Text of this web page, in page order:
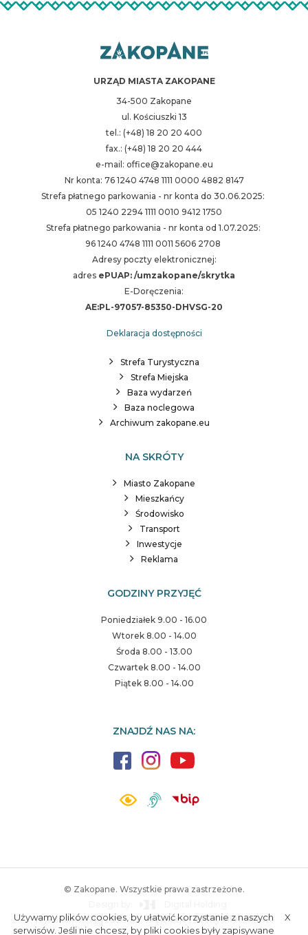
URZĄD MIASTA ZAKOPANE
34-500 Zakopane
ul. Kościuszki 13
tel.: (+48) 18 20 20 400
fax.: (+48) 18 20 20 444
e-mail: office@zakopane.eu
Nr konta: 76 1240 4748 1111 0000 4882 8147
Strefa płatnego parkowania - nr konta do 30.06.2025:
05 1240 2294 1111 0010 9412 1750
Strefa płatnego parkowania - nr konta od 1.07.2025:
96 1240 4748 1111 0011 5606 2708
Adresy poczty elektronicznej:
adres ePUAP: /umzakopane/skrytka
E-Doręczenia:
AE:PL-97057-85350-DHVSG-20
Deklaracja dostępności
Strefa Turystyczna
Strefa Miejska
Baza wydarzeń
Baza noclegowa
Archiwum zakopane.eu
NA SKRÓTY
Miasto Zakopane
Mieszkańcy
Środowisko
Transport
Inwestycje
Reklama
GODZINY PRZYJĘĆ
Poniedziałek 9.00 - 16.00
Wtorek 8.00 - 14.00
Środa 8.00 - 13.00
Czwartek 8.00 - 14.00
Piątek 8.00 - 14.00
ZNAJDŹ NAS NA:
© Zakopane. Wszystkie prawa zastrzeżone.
Wykonanie:
ESC SA - Aplikacje i strony internetowe
Używamy plików cookies, by ułatwić korzystanie z naszych
serwisów. Jeśli nie chcesz, by pliki cookies były zapisywane
X